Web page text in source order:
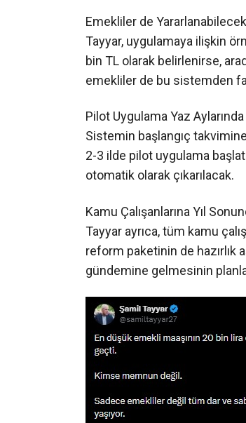
Emekliler de Yararlanabilecek
Tayyar, uygulamaya ilişkin
bin TL olarak belirlenirse,
Pilot Uygulama Yaz Aylarında
Sistemin başlangıç
2-3 ilde pilot uygulama
Kamu Çalışanlarına Yıl
Tayyar ayrıca, tüm kamu
reform paketinin de hazırlık